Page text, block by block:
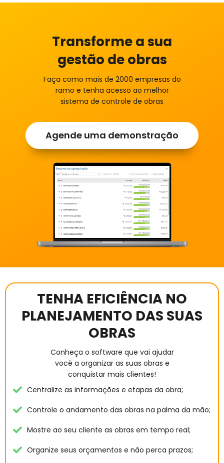
Transforme a sua
gestão de obras
Faça como mais de 2000 empresas do
ramo e tenha acesso ao melhor
sistema de controle de obras
Agende uma demonstração
TENHA EFICIÊNCIA NO
PLANEJAMENTO DAS SUAS
OBRAS
Conheça o software que vai ajudar
você a organizar as suas obras e
conquistar mais clientes!
Centralize as informações e etapas da obra;
Controle o andamento das obras na palma da mão;
Mostre ao seu cliente as obras em tempo real;
Organize seus orçamentos e não perca prazos;